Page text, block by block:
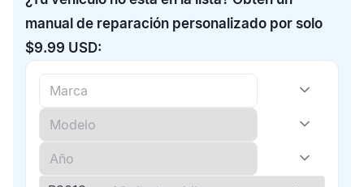
manual de reparación personalizado por solo
$9.99 USD: